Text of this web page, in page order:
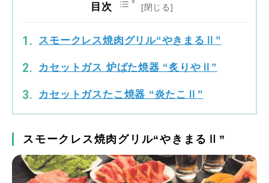
目次
スモークレス焼肉グリル“やきまるⅡ”
カセットガス 炉ばた焼器 “炙りやⅡ”
カセットガスたこ焼器 “炎たこⅡ”
スモークレス焼肉グリル“やきまるⅡ”